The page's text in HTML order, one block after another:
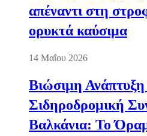
απέναντι στη
ορυκτά καύσιμα
14 Μαΐου 2026
Βιώσιμη Ανάπτυξη
Σιδηροδρομική
Βαλκάνια: Το